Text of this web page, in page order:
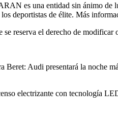
es una entidad sin ánimo
deportistas de élite. Más
reserva el derecho de
Audi presentará la noche
electrizante con tecnología